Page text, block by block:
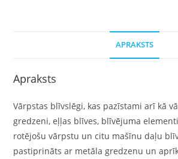
APRAKSTS
Apraksts
Vārpstas blīvslēgi, kas pazīstami arī kā
gredzeni, eļļas blīves, blīvējuma
rotējošu vārpstu un citu mašīnu daļu
pastiprināts ar metāla gredzenu un